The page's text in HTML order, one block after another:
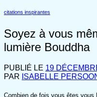
citations inspirantes
Soyez à vous
lumière Bouddha
PUBLIÉ LE 19
PAR ISABELLE
Combien de fois vous êtes vous